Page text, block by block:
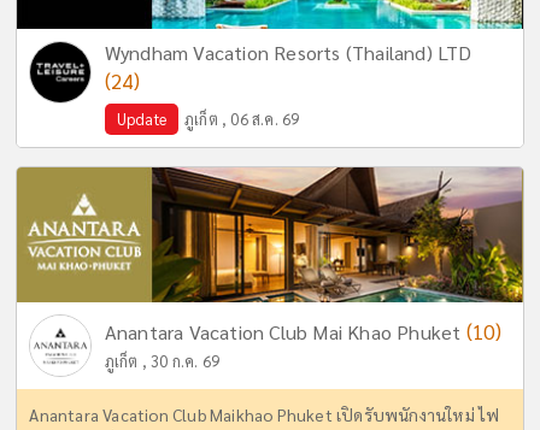
Wyndham Vacation Resorts (Thailand) LTD
(24)
Update ภูเก็ต , 06 ส.ค. 69
Anantara Vacation Club Mai Khao Phuket (10)
ภูเก็ต , 30 ก.ค. 69
Anantara Vacation Club Maikhao Phuket เปิดรับพนักงานใหม่ ไฟ